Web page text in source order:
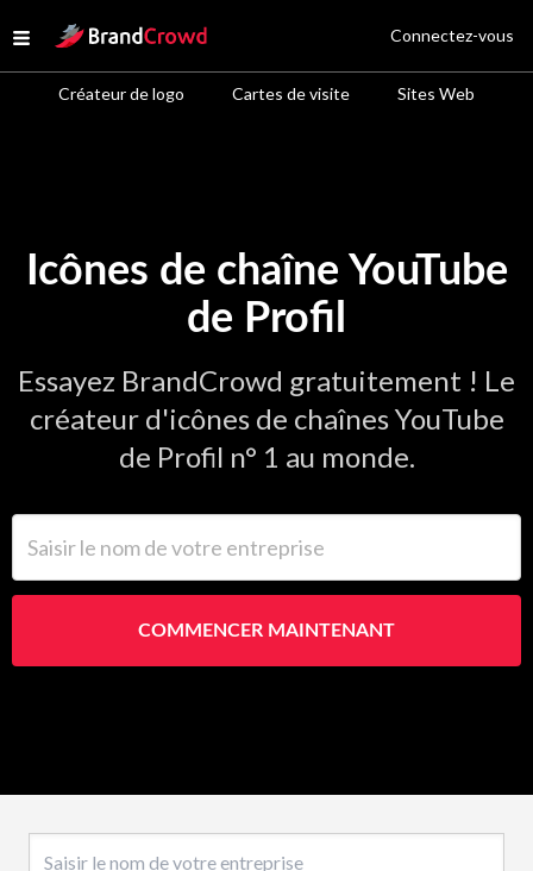
Open menu
Site Logo
Créateur de logo Cartes de visite Sites Web
Connectez-vous
Icônes de chaîne YouTube
de Profil
Essayez BrandCrowd gratuitement ! Le
créateur d'icônes de chaînes YouTube
de Profil n° 1 au monde.
COMMENCER MAINTENANT